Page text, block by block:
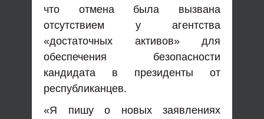
что отмена была вызвана
отсутствием у агентства
«достаточных активов» для
обеспечения безопасности
кандидата в президенты от
республиканцев.
«Я пишу о новых заявлениях